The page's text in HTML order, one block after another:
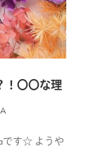
！〇〇な理
です☆ ようや